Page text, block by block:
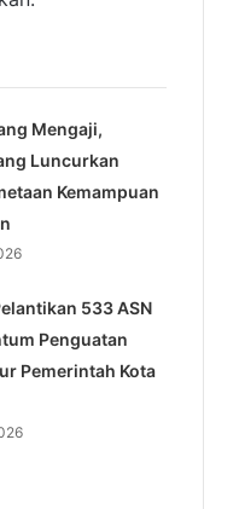
Mengaji,
Luncurkan
Kemampuan
533 ASN
Penguatan
Pemerintah Kota